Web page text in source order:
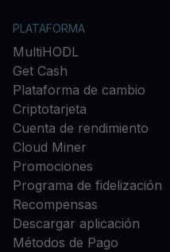
PLATAFORMA
MultiHODL
Get Cash
Plataforma de cambio
Criptotarjeta
Cuenta de rendimiento
Cloud Miner
Promociones
Programa de fidelización
Recompensas
Descargar aplicación
Métodos de Pago